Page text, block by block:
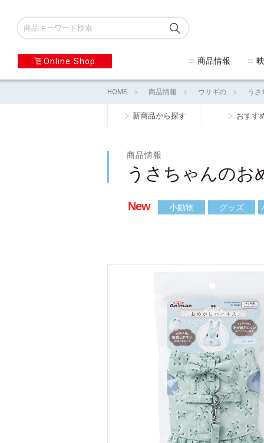
Online Shop 商品情報
HOME 商品情報 ウサギの う
新商品から探す おすす
商品情報
うさちゃんのお
New 小動物 グッズ